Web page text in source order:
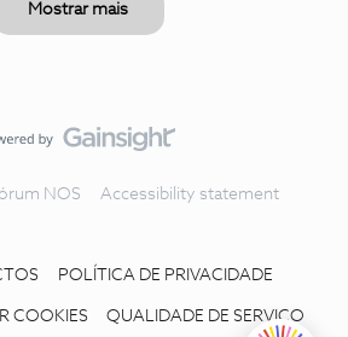
Mostrar mais
NOS Accessibility statement
POLÍTICA DE PRIVACIDADE
COOKIES QUALIDADE DE SERVIÇO